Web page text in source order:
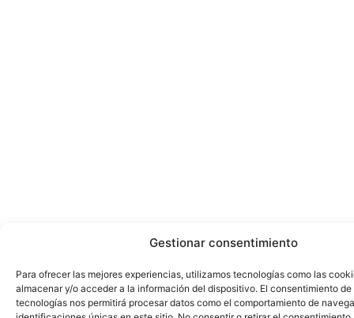
Gestionar consentimiento
Para ofrecer las mejores experiencias, utilizamos tecnologías como las
almacenar y/o acceder a la información del dispositivo. El consentimiento de
tecnologías nos permitirá procesar datos como el comportamiento de